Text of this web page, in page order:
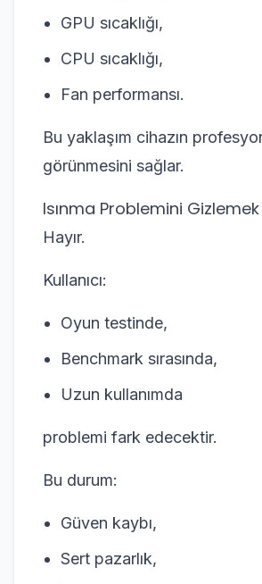
GPU sıcaklığı,
CPU sıcaklığı,
Fan performansı.
Bu yaklaşım cihazın
görünmesini sağlar.
Isınma Problemini Gizlemek
Hayır.
Kullanıcı:
Oyun testinde,
Benchmark sırasında,
Uzun kullanımda
problemi fark edecektir.
Bu durum:
Güven kaybı,
Sert pazarlık,